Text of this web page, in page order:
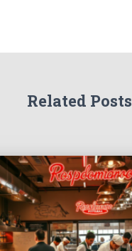
Related Posts